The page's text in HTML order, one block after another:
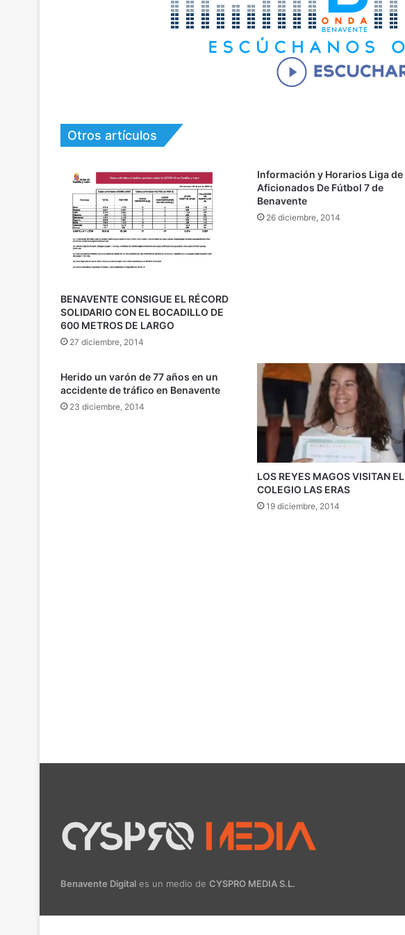
Otros artículos
BENAVENTE CONSIGUE EL RÉCORD
SOLIDARIO CON EL BOCADILLO DE
600 METROS DE LARGO
27 diciembre, 2014
Información y Horarios Liga de
Aficionados De Fútbol 7 de
Benavente
26 diciembre, 2014
Herido un varón de 77 años en un
accidente de tráfico en Benavente
23 diciembre, 2014
LOS REYES MAGOS VISITAN EL
COLEGIO LAS ERAS
19 diciembre, 2014
Benavente Digital es un medio de CYSPRO MEDIA S.L.